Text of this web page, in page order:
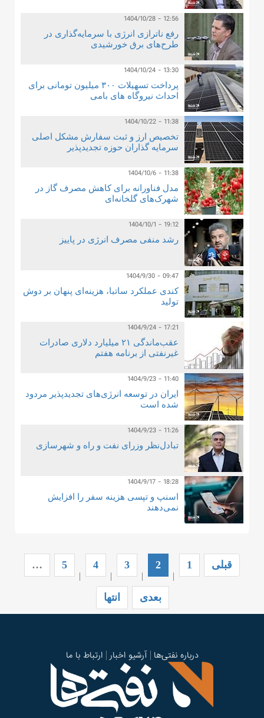
1404/10/28 - 12:56
رفع ناترازی انرژی با سرمایه‌گذاری در
طرح‌های برق خورشیدی
1404/10/24 - 13:30
پرداخت تسهیلات ۳۰۰ میلیون تومانی برای
احداث نیروگاه های بامی
1404/10/22 - 11:38
تخصیص ارز و ثبت سفارش مشکل اصلی
سرمایه گذاران حوزه تجدیدپذیر
1404/10/6 - 11:38
مدل فناورانه برای کاهش مصرف گاز در
شهرک‌های گلخانه‌ای
1404/10/1 - 19:12
رشد منفی مصرف انرژی در پاییز
1404/9/30 - 09:47
کندی عملکرد ساتبا، هزینه‌ای پنهان بر دوش
تولید
1404/9/24 - 17:21
عقب‌ماندگی ۲۱ میلیارد دلاری صادرات
غیرنفتی از برنامه هفتم
1404/9/23 - 11:40
ایران در توسعه انرژی‌های تجدیدپذیر مردود
شده است
1404/9/23 - 11:26
تبادل‌نظر وزرای نفت و راه و شهرسازی
1404/9/17 - 18:28
اسنپ و تپسی هزینه سفر را افزایش
نمی‌دهند
قبلی 1
|
2
|
3
|
4
|
5
…
بعدی انتها
درباره نفتی‌ها آرشیو اخبار ارتباط با ما